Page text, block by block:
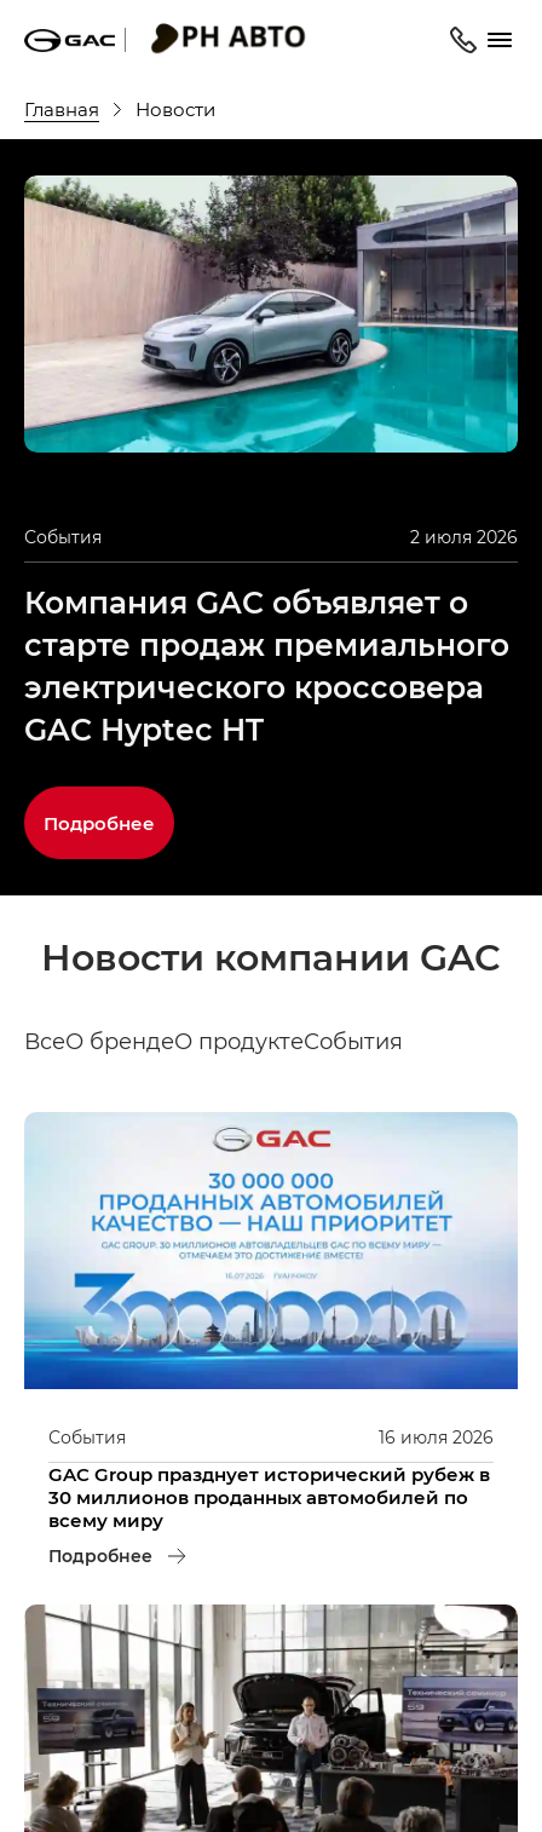
Главная Новости
События 2 июля 2026
Компания GAC объявляет о
старте продаж премиального
электрического кроссовера
GAC Hyptec HT
Подробнее
Новости компании GAC
ВсеО брендеО продуктеСобытия
16 июля 2026
События
GAC Group празднует исторический рубеж в
30 миллионов проданных автомобилей по
всему миру
Подробнее